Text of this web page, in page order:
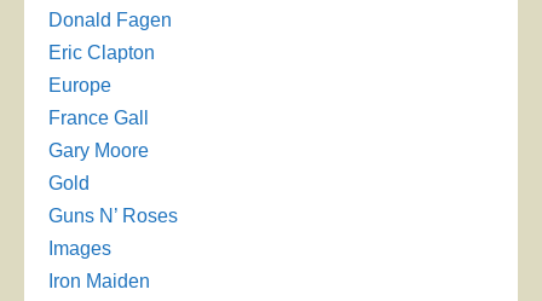
Donald Fagen
Eric Clapton
Europe
France Gall
Gary Moore
Gold
Guns N’ Roses
Images
Iron Maiden